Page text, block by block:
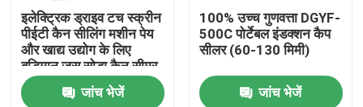
गुणवत्ता नियंत्रण
उद्धरण मांगें
इलेक्ट्रिक ड्राइव टच स्क्रीन
पीईटी कैन सीलिंग मशीन पेय
और खाद्य उद्योग के लिए
बुद्धिमान जूस सोडा कैन सीमर
मशीन
जांच भेजें
100% उच्च गुणवत्ता DGYF-
500C पोर्टेबल इंडक्शन कैप
सीलर (60-130 मिमी)
जांच भेजें